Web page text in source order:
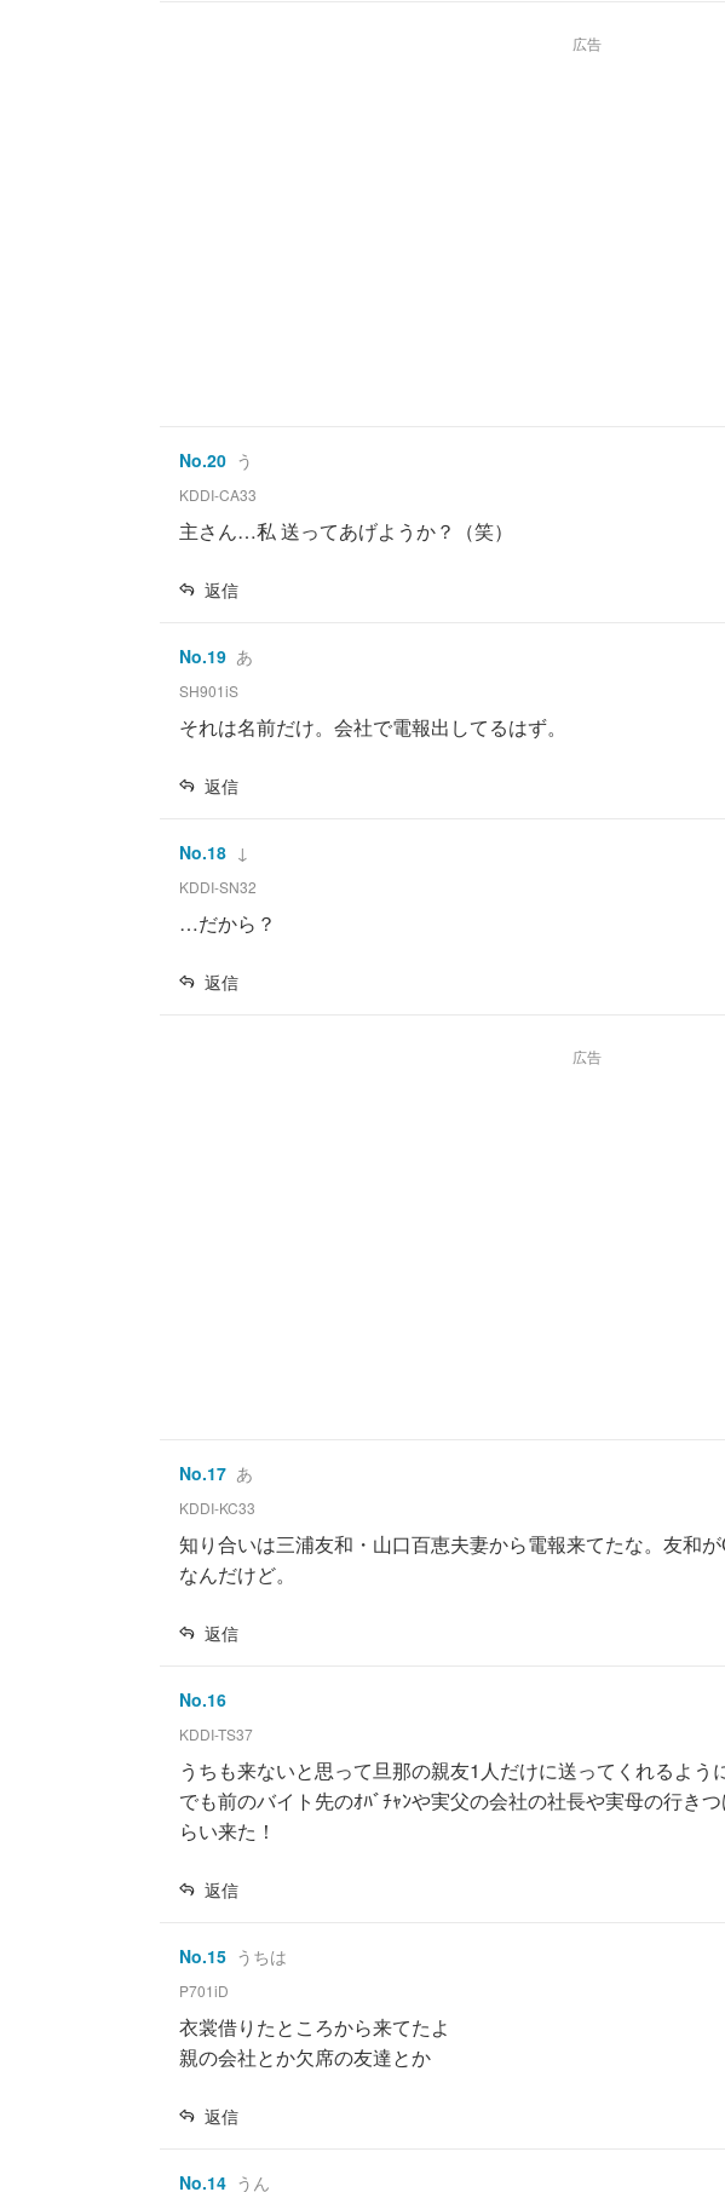
広告
No.20 う
KDDI-CA33
主さん…私 送ってあげようか？（笑）
返信
No.19 あ
SH901iS
それは名前だけ。会社で電報出してるはず。
返信
No.18 ↓
KDDI-SN32
…だから？
返信
広告
No.17 あ
KDDI-KC33
知り合いは三浦友和・山口百恵夫妻から電報来てたな。友和
なんだけど。
返信
No.16
KDDI-TS37
うちも来ないと思って旦那の親友1人だけに送ってくれるよう
でも前のバイト先のｵﾊﾞﾁｬﾝや実父の会社の社長や実母の行き
らい来た！
返信
No.15 うちは
P701iD
衣裳借りたところから来てたよ
親の会社とか欠席の友達とか
返信
No.14 うん